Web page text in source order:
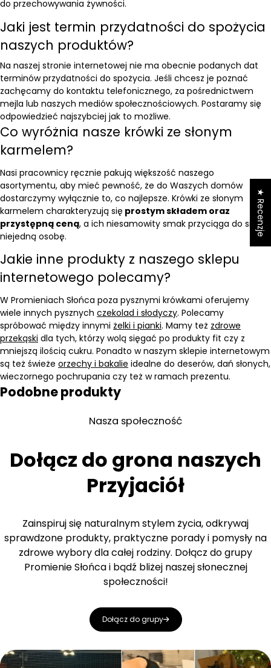
do przechowywania żywności.
Jaki jest termin przydatności do spożycia
naszych produktów?
Na naszej stronie internetowej nie ma obecnie podanych dat
terminów przydatności do spożycia. Jeśli chcesz je poznać
zachęcamy do kontaktu telefonicznego, za pośrednictwem
mejla lub naszych mediów społecznościowych. Postaramy się
odpowiedzieć najszybciej jak to możliwe.
Co wyróżnia nasze krówki ze słonym
karmelem?
Nasi pracownicy ręcznie pakują większość naszego
asortymentu, aby mieć pewność, że do Waszych domów
dostarczymy wyłącznie to, co najlepsze. Krówki ze słonym
karmelem charakteryzują się prostym składem oraz
przystępną ceną, a ich niesamowity smak przyciąga do siebie
niejedną osobę.
Jakie inne produkty z naszego sklepu
internetowego polecamy?
W Promieniach Słońca poza pysznymi krówkami oferujemy
wiele innych pysznych czekolad i słodyczy. Polecamy
spróbować między innymi żelki i pianki. Mamy też zdrowe
przekąski dla tych, którzy wolą sięgać po produkty fit czy z
mniejszą ilością cukru. Ponadto w naszym sklepie internetowym
są też świeże orzechy i bakalie idealne do deserów, dań słonych,
wieczornego pochrupania czy też w ramach prezentu.
Podobne produkty
Nasza społeczność
Dołącz do grona naszych
Przyjaciół
Zainspiruj się naturalnym stylem życia, odkrywaj
sprawdzone produkty, praktyczne porady i pomysły na
zdrowe wybory dla całej rodziny. Dołącz do grupy
Promienie Słońca i bądź bliżej naszej słonecznej
społeczności!
Dołącz do grupy
★ Recenzje